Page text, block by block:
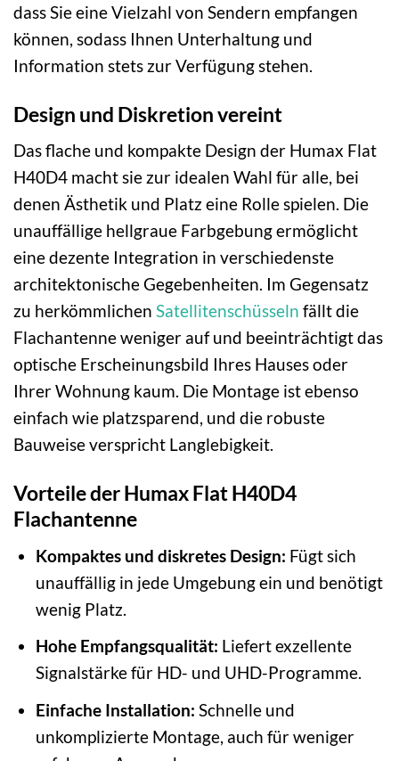
dass Sie eine Vielzahl von Sendern empfangen
können, sodass Ihnen Unterhaltung und
Information stets zur Verfügung stehen.
Design und Diskretion vereint
Das flache und kompakte Design der Humax Flat
H40D4 macht sie zur idealen Wahl für alle, bei
denen Ästhetik und Platz eine Rolle spielen. Die
unauffällige hellgraue Farbgebung ermöglicht
eine dezente Integration in verschiedenste
architektonische Gegebenheiten. Im Gegensatz
zu herkömmlichen Satellitenschüsseln fällt die
Flachantenne weniger auf und beeinträchtigt das
optische Erscheinungsbild Ihres Hauses oder
Ihrer Wohnung kaum. Die Montage ist ebenso
einfach wie platzsparend, und die robuste
Bauweise verspricht Langlebigkeit.
Vorteile der Humax Flat H40D4
Flachantenne
Kompaktes und diskretes Design: Fügt sich
unauffällig in jede Umgebung ein und benötigt
wenig Platz.
Hohe Empfangsqualität: Liefert exzellente
Signalstärke für HD- und UHD-Programme.
Einfache Installation: Schnelle und
unkomplizierte Montage, auch für weniger